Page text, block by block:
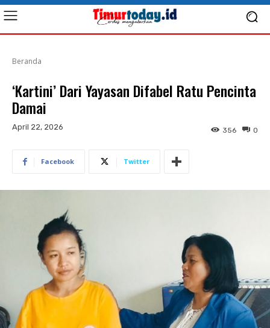
Beranda
‘Kartini’ Dari Yayasan Difabel Ratu Pencinta
Damai
April 22, 2026 0
356
Facebook Twitter